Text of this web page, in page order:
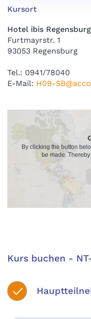
Kursort
Hotel ibis
Furtmayrstr. 1
93053 Regensburg
Tel.: 0941/78040
E-Mail: H09-
By clicking the button
be made.
Kurs buchen -